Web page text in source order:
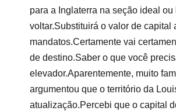
para a Inglaterra na seção ideal
voltar.Substituirá o valor de
mandatos.Certamente vai
de destino.Saber o que você
elevador.Aparentemente, muito
argumentou que o território da
atualização.Percebi que o capital